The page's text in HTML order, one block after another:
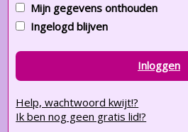
Mijn gegevens onthouden
Ingelogd blijven
Inloggen
Help, wachtwoord kwijt!?
Ik ben nog geen gratis lid!?